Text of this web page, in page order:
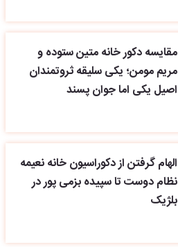
مقایسه دکور خانه متین ستوده و
مریم مومن؛ یکی سلیقه ثروتمندان
اصیل یکی اما جوان پسند
الهام گرفتن از دکوراسیون خانه نعیمه
نظام دوست تا سپیده بزمی پور در
بلژیک